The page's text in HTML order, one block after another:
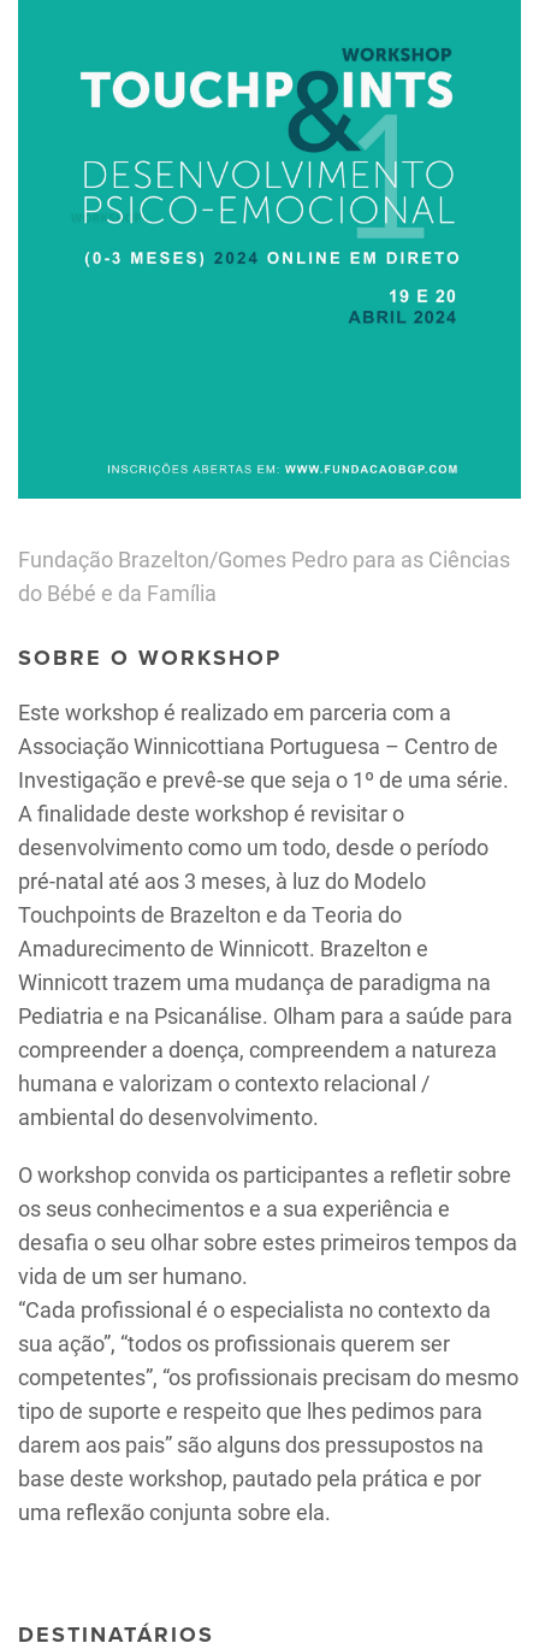
Fundação Brazelton/Gomes Pedro para as Ciências
do Bébé e da Família
SOBRE O WORKSHOP
Este workshop é realizado em parceria com a
Associação Winnicottiana Portuguesa – Centro de
Investigação e prevê-se que seja o 1º de uma série.
A finalidade deste workshop é revisitar o
desenvolvimento como um todo, desde o período
pré-natal até aos 3 meses, à luz do Modelo
Touchpoints de Brazelton e da Teoria do
Amadurecimento de Winnicott. Brazelton e
Winnicott trazem uma mudança de paradigma na
Pediatria e na Psicanálise. Olham para a saúde para
compreender a doença, compreendem a natureza
humana e valorizam o contexto relacional /
ambiental do desenvolvimento.
O workshop convida os participantes a refletir sobre
os seus conhecimentos e a sua experiência e
desafia o seu olhar sobre estes primeiros tempos da
vida de um ser humano.
“Cada profissional é o especialista no contexto da
sua ação”, “todos os profissionais querem ser
competentes”, “os profissionais precisam do mesmo
tipo de suporte e respeito que lhes pedimos para
darem aos pais” são alguns dos pressupostos na
base deste workshop, pautado pela prática e por
uma reflexão conjunta sobre ela.
DESTINATÁRIOS